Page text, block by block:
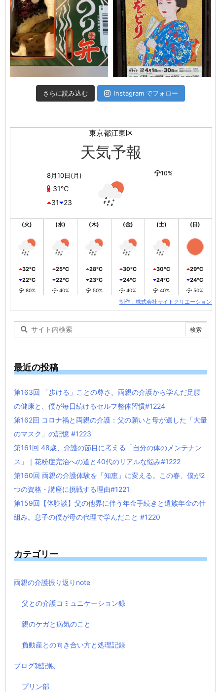
さらに読み込む Instagram でフォロー
東京都江東区
天気予報
8月10日(月)
31℃
31
23
10%
(火)
32℃
22℃
80%
(水)
25℃
22℃
40%
(木)
28℃
23℃
50%
(金)
30℃
24℃
40%
(土)
30℃
24℃
40%
(日)
29℃
24℃
50%
制作：株式会社サイトクリエーション
最近の投稿
第163回 「歩ける」ことの尊さ。両親の介護から学んだ足腰
の健康と、僕が毎日続けるセルフ整体習慣#1224
第162回 コロナ禍と両親の介護：父の願いと母が遺した「大量
のマスク」の記憶 #1223
第161回 48歳、介護の節目に考える「自分の体のメンテナン
ス」｜花粉症完治への道と40代のリアルな悩み#1222
第160回 両親の介護体験を「知恵」に変える。この春、僕が2
つの資格・講座に挑戦する理由#1221
第159回【体験談】父の他界に伴う年金手続きと遺族年金の仕
組み。息子の僕が母の代理で学んだこと #1220
カテゴリー
両親の介護振り返りnote
父との介護コミュニケーション録
親のケガと病気のこと
負動産との向き合い方と処理記録
ブログ雑記帳
プリン部